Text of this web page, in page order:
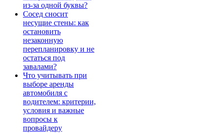
из-за одной буквы?
Сосед сносит
несущие стены: как
остановить
незаконную
перепланировку и не
остаться под
завалами?
Что учитывать при
выборе аренды
автомобиля с
водителем: критерии,
условия и важные
вопросы к
провайдеру